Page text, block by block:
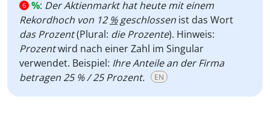
6 %: Der Aktienmarkt hat heute mit einem
Rekordhoch von 12 %geschlossen ist das Wort
das Prozent(Plural: die Prozente). Hinweis:
Prozentwird nach einer Zahl im Singular
verwendet. Beispiel: Ihre Anteile an der Firma
betragen 25 % / 25 Prozent.
EN